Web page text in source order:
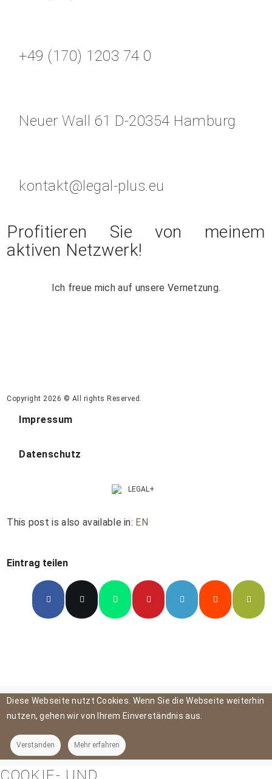
+49 (170) 1203 74 0
Neuer Wall 61 D-20354 Hamburg
kontakt@legal-plus.eu
Profitieren Sie von meinem
aktiven Netzwerk!
Ich freue mich auf unsere Vernetzung.
Copyright 2026 © All rights Reserved.
Impressum
Datenschutz
This post is also available in: EN
Eintrag teilen
Diese Webseite nutzt Cookies. Wenn Sie die Webseite weiterhin
nutzen, gehen wir von Ihrem Einverständnis aus.
Verstanden Mehr erfahren
COOKIE- UND